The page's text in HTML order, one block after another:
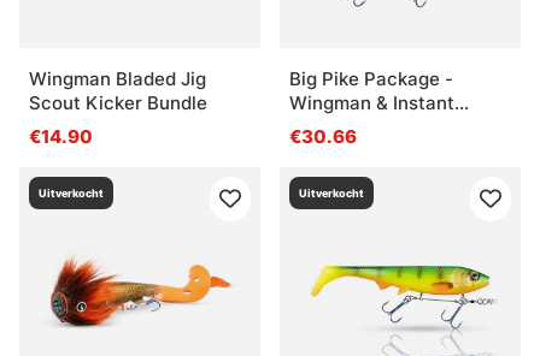
Wingman Bladed Jig
Scout Kicker Bundle
€14.90
Big Pike Package -
Wingman & Instant
Spinnerbait
€30.66
Uitverkocht Uitverkocht